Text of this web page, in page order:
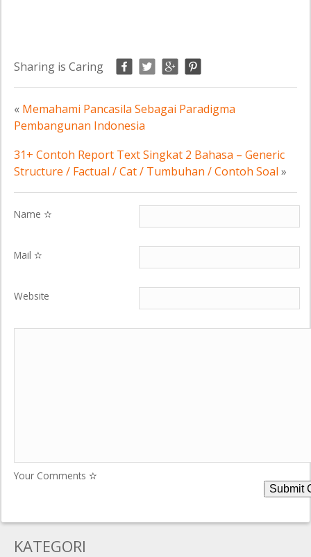
Sharing is Caring
« Memahami Pancasila Sebagai Paradigma
Pembangunan Indonesia
31+ Contoh Report Text Singkat 2 Bahasa – Generic
Structure / Factual / Cat / Tumbuhan / Contoh Soal »
Name ✫
Mail ✫
Website
Your Comments ✫
KATEGORI